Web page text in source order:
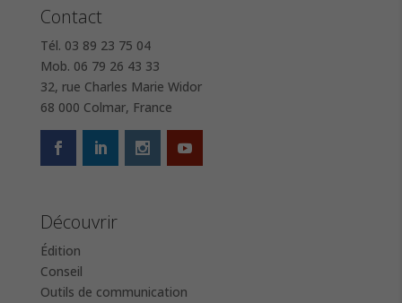
Contact
Tél. 03 89 23 75 04
Mob. 06 79 26 43 33
32, rue Charles Marie Widor
68 000 Colmar, France
Découvrir
Édition
Conseil
Outils de communication